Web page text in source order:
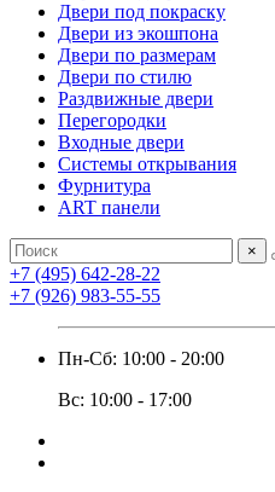
Двери под покраску
Двери из экошпона
Двери по размерам
Двери по стилю
Раздвижные двери
Перегородки
Входные двери
Системы открывания
Фурнитура
ART панели
×
+7 (495) 642-28-22
+7 (926) 983-55-55
Пн-Сб: 10:00 - 20:00
Вс: 10:00 - 17:00